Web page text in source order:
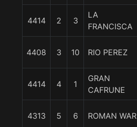
4414 2 3
LA
FRANCISCA
4408 3 10 RIO PEREZ
4414 4 1
GRAN
CAFRUNE
4313 5 6 ROMAN WAR